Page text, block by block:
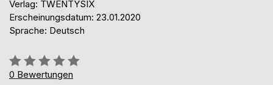
Verlag: TWENTYSIX
Erscheinungsdatum: 23.01.2020
Sprache: Deutsch
Bewertung::
0%
0 Bewertungen